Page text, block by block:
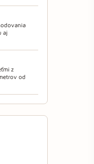
aj
z
od